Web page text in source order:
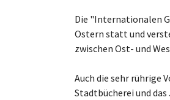
Die "Internationalen
Ostern statt und
zwischen Ost- und
Auch die sehr rührige
Stadtbücherei und